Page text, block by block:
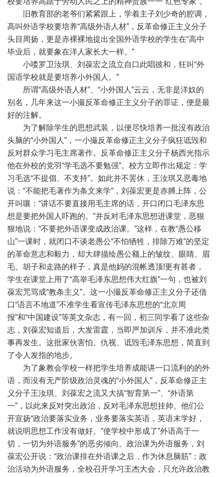
旧教育部的老爷们紧紧跟上，学着主子刘少奇的腔调，
高叫外语学校要培养“高级外语人材”，反革命修正主义分子
头目周扬，更是赤裸裸地提出全国外语学校的学生在“高中
毕业后，就要象在洋人家长大一样。”
小喽罗卫汝琪、刘葆宏之流立自口此唱彼和，狂叫“外
国语学校就是要培养小外国人。”
所谓“高级外语人材”、“小外国人”云云，无非是洋奴的
别名，几年来这一小撮反革命修正主义分子的罪证，便是最
好的注解。
为了解除学生的思想武装，以便尽快培养一批没有政治
头脑的“小外国人”，一小撮反革命修正主义分子疯狂诋毁和
反对群众学习毛主席著作。反革命修正主义分子杨西光指示
他在外校的党羽“学毛选不要勉强”。校方立即作出规定：学
习毛选“不提倡、不支持”。如此并不罢休，王汝琪又恶毒地
说：“不能把毛著作为条文来学”，刘葆宏更是赤膊上阵，公
开叫嚷：“讲话不要直接用毛主席的话，开口闭口毛泽东思
想是要把外国人吓跑的。”并反对毛泽东思想进课堂，恶狠
狠地说：“不要把外语课变成政治课。”这样，在教“愚公移
山”一课时，就闭口不谈老愚公“不怕牺牲，排除万难”的坚定
的革命意志和毅力，却大肆描绘愚公额上的皱纹、眼睛、眉
毛、胡子和走路的样子，真是他妈的混帐透顶!更有甚者，
学生在课堂上用了“高举毛泽东思想伟大红旗”一句，也被刘
葆宏咒骂成“教条主义”。这一小撮反革命修正主义分子还借
口“语言不地道”不准学生看宣传毛泽东思想的“北京周
报”和“中国建设”等英文杂志，有一回，初三同学看了这些杂
志，刘葆宏知道后，大发雷霆，当即严加训斥，并不准此类
事再发生。这批家伙害怕、仇视、诋毁毛泽东思想，简直到
了令人发指的地步。
为了象教会学校一样把学生培养成能讲一口流利的的外
语，而没有无产阶级政治灵魂的“小外国人”，反革命修正主
义分子王汝琪、刘葆宏之流又大搞“智育第一”、“外语第
一”，以此来反对突出政治，反对毛泽东思想挂帅。他们公
开宣扬“政治要落实业务，业务要落实英语，英语末学好，
就说明思想工作没有做好。”使学校中形成了”外语高于一
切，一切为外语服务”的恶劣倾向。政治课为外语服务，刘
葆宏公开说：“政治课排在外语课之后，作为休息脑筋”；政
治活动为外语服务，全校召开学习王杰大会，只允许政治教